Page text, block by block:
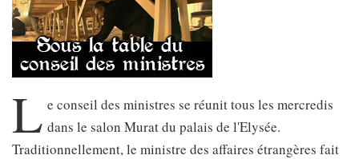
L e conseil des ministres se réunit tous les mercredis
dans le salon Murat du palais de l'Elysée.
Traditionnellement, le ministre des affaires étrangères fait